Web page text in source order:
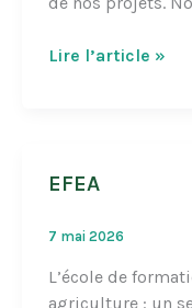
Nantes
Lire l’article »
EFEA
7 mai 2026
L’école de
agriculture : un